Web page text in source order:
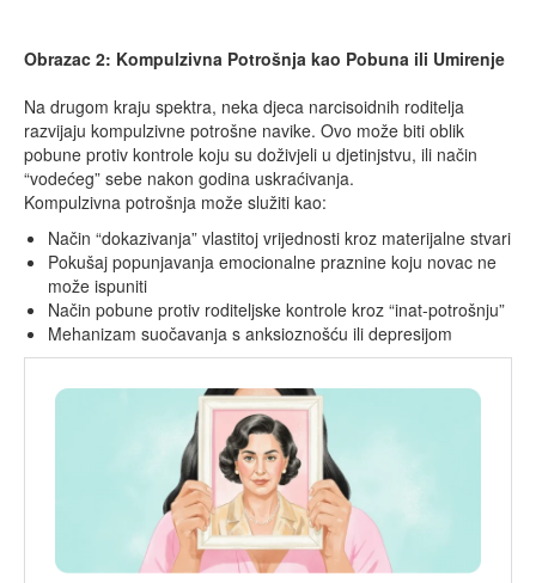
Obrazac 2: Kompulzivna Potrošnja kao Pobuna ili Umirenje
Na drugom kraju spektra, neka djeca narcisoidnih roditelja
razvijaju kompulzivne potrošne navike. Ovo može biti oblik
pobune protiv kontrole koju su doživjeli u djetinjstvu, ili način
“vodećeg” sebe nakon godina uskraćivanja.
Kompulzivna potrošnja može služiti kao:
Način “dokazivanja” vlastitoj vrijednosti kroz materijalne stvari
Pokušaj popunjavanja emocionalne praznine koju novac ne
može ispuniti
Način pobune protiv roditeljske kontrole kroz “inat-potrošnju”
Mehanizam suočavanja s anksioznošću ili depresijom